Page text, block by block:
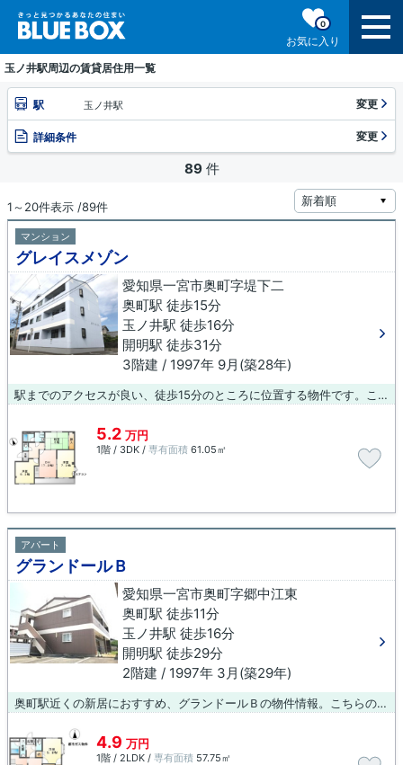
お気に入り
0
玉ノ井駅周辺の賃貸居住用一覧
駅 玉ノ井駅 変更
詳細条件 変更
89 件
1～20件表示 /89件
マンション
グレイスメゾン
愛知県一宮市奥町字堤下二
奥町駅 徒歩15分
玉ノ井駅 徒歩16分
開明駅 徒歩31分
3階建 / 1997年 9月(築28年)
駅までのアクセスが良い、徒歩15分のところに位置する物件です。こちらの物件はマンションです。住まいのことでお困りでしたら、お気軽に当社へお問い合わせ下さい。当社は数多くの賃貸情報を取り扱っております。ご希望に適した物件をご紹介いたします。
5.2 万円
1階 / 3DK / 専有面積 61.05㎡
アパート
グランドールＢ
愛知県一宮市奥町字郷中江東
奥町駅 徒歩11分
玉ノ井駅 徒歩16分
開明駅 徒歩29分
2階建 / 1997年 3月(築29年)
奥町駅近くの新居におすすめ、グランドールＢの物件情報。こちらの物件は駅まで徒歩で11分で到着します。こちらの物件はアパートです。一宮市や奥町付近の物件なら当社にお任せください。地域に詳しい経験豊富なスタッフがお部屋探しをサポート致します。
4.9 万円
1階 / 2LDK / 専有面積 57.75㎡